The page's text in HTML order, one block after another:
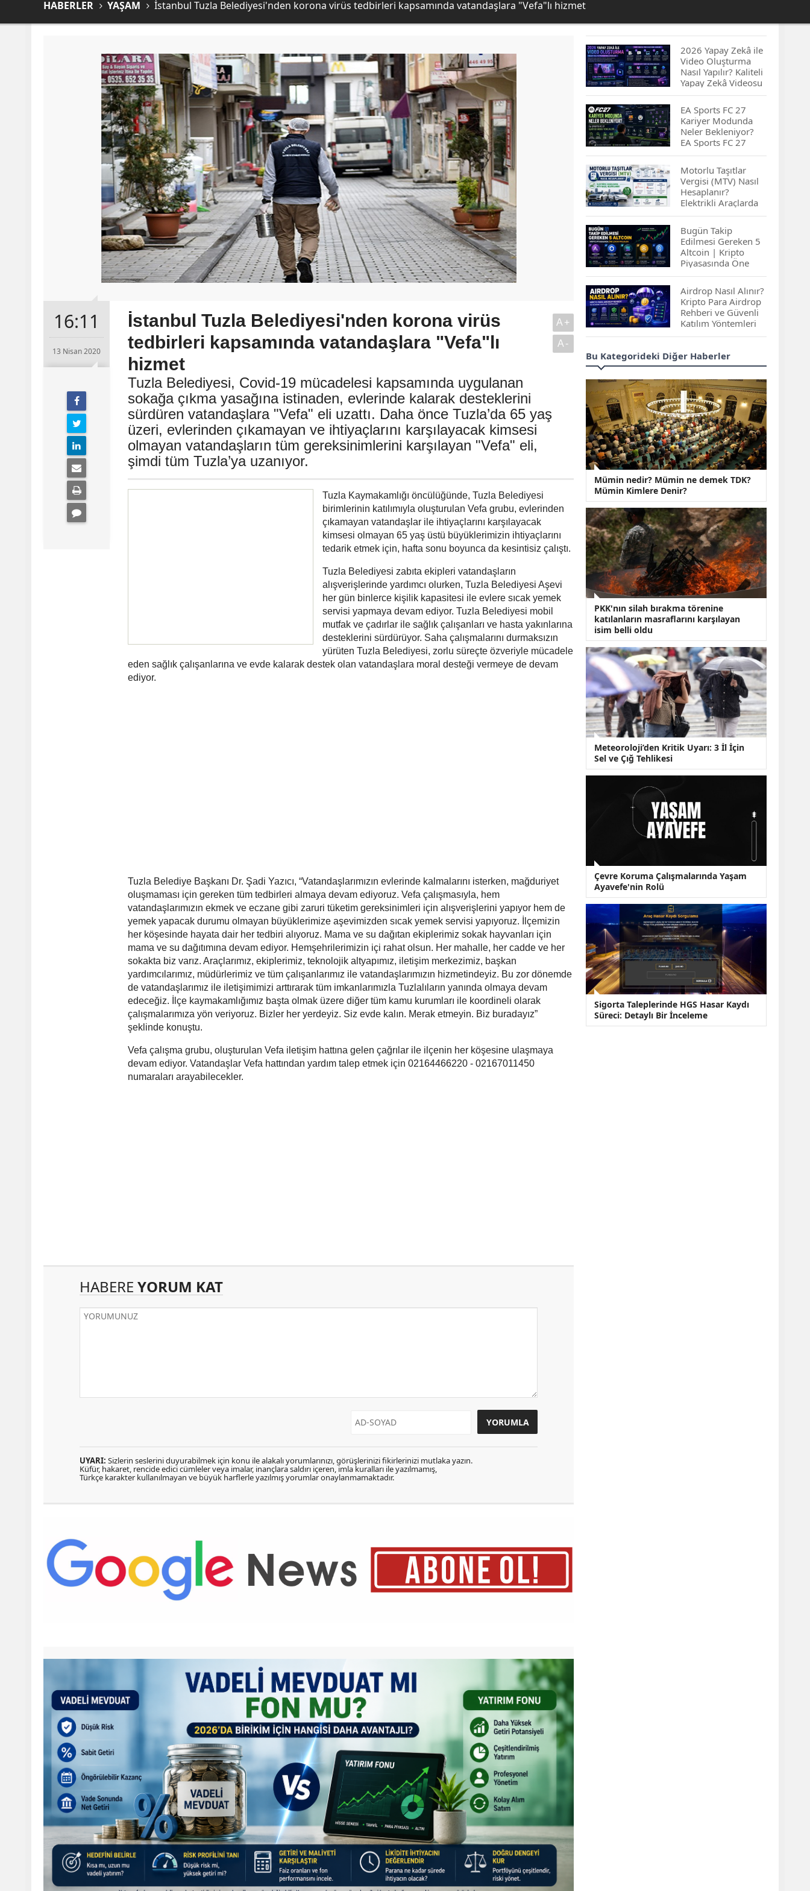
HABERLER YAŞAM İstanbul Tuzla Belediyesi'nden korona virüs tedbirleri kapsamında vatandaşlara "Vefa"lı hizmet
16:11
13 Nisan 2020
İstanbul Tuzla Belediyesi'nden korona virüs
tedbirleri kapsamında vatandaşlara "Vefa"lı
hizmet
Tuzla Belediyesi, Covid-19 mücadelesi kapsamında uygulanan
sokağa çıkma yasağına istinaden, evlerinde kalarak desteklerini
sürdüren vatandaşlara "Vefa" eli uzattı. Daha önce Tuzla’da 65 yaş
üzeri, evlerinden çıkamayan ve ihtiyaçlarını karşılayacak kimsesi
olmayan vatandaşların tüm gereksinimlerini karşılayan "Vefa" eli,
şimdi tüm Tuzla’ya uzanıyor.
A+
A-
Tuzla Kaymakamlığı öncülüğünde, Tuzla Belediyesi
birimlerinin katılımıyla oluşturulan Vefa grubu, evlerinden
çıkamayan vatandaşlar ile ihtiyaçlarını karşılayacak
kimsesi olmayan 65 yaş üstü büyüklerimizin ihtiyaçlarını
tedarik etmek için, hafta sonu boyunca da kesintisiz çalıştı.
Tuzla Belediyesi zabıta ekipleri vatandaşların
alışverişlerinde yardımcı olurken, Tuzla Belediyesi Aşevi
her gün binlerce kişilik kapasitesi ile evlere sıcak yemek
servisi yapmaya devam ediyor. Tuzla Belediyesi mobil
mutfak ve çadırlar ile sağlık çalışanları ve hasta yakınlarına
desteklerini sürdürüyor. Saha çalışmalarını durmaksızın
yürüten Tuzla Belediyesi, zorlu süreçte özveriyle mücadele
eden sağlık çalışanlarına ve evde kalarak destek olan vatandaşlara moral desteği vermeye de devam
ediyor.
Tuzla Belediye Başkanı Dr. Şadi Yazıcı, “Vatandaşlarımızın evlerinde kalmalarını isterken, mağduriyet
oluşmaması için gereken tüm tedbirleri almaya devam ediyoruz. Vefa çalışmasıyla, hem
vatandaşlarımızın ekmek ve eczane gibi zaruri tüketim gereksinimleri için alışverişlerini yapıyor hem de
yemek yapacak durumu olmayan büyüklerimize aşevimizden sıcak yemek servisi yapıyoruz. İlçemizin
her köşesinde hayata dair her tedbiri alıyoruz. Mama ve su dağıtan ekiplerimiz sokak hayvanları için
mama ve su dağıtımına devam ediyor. Hemşehrilerimizin içi rahat olsun. Her mahalle, her cadde ve her
sokakta biz varız. Araçlarımız, ekiplerimiz, teknolojik altyapımız, iletişim merkezimiz, başkan
yardımcılarımız, müdürlerimiz ve tüm çalışanlarımız ile vatandaşlarımızın hizmetindeyiz. Bu zor dönemde
de vatandaşlarımız ile iletişimimizi arttırarak tüm imkanlarımızla Tuzlalıların yanında olmaya devam
edeceğiz. İlçe kaymakamlığımız başta olmak üzere diğer tüm kamu kurumları ile koordineli olarak
çalışmalarımıza yön veriyoruz. Bizler her yerdeyiz. Siz evde kalın. Merak etmeyin. Biz buradayız”
şeklinde konuştu.
Vefa çalışma grubu, oluşturulan Vefa iletişim hattına gelen çağrılar ile ilçenin her köşesine ulaşmaya
devam ediyor. Vatandaşlar Vefa hattından yardım talep etmek için 02164466220 - 02167011450
numaraları arayabilecekler.
HABERE YORUM KAT
UYARI: Sizlerin seslerini duyurabilmek için konu ile alakalı yorumlarınızı, görüşlerinizi fikirlerinizi mutlaka yazın.
Küfür, hakaret, rencide edici cümleler veya imalar, inançlara saldırı içeren, imla kuralları ile yazılmamış,
Türkçe karakter kullanılmayan ve büyük harflerle yazılmış yorumlar onaylanmamaktadır.
2026 Yapay Zekâ ile
Video Oluşturma
Nasıl Yapılır? Kaliteli
Yapay Zekâ Videosu
Hazırlamanın
İpuçları...
EA Sports FC 27
Kariyer Modunda
Neler Bekleniyor?
EA Sports FC 27
Kariyer Modu
Yenilikleri…
Motorlu Taşıtlar
Vergisi (MTV) Nasıl
Hesaplanır?
Elektrikli Araçlarda
MTV Nasıl
Hesaplanır? MTV
Borcu Nasıl
Sorgulanır?
Bugün Takip
Edilmesi Gereken 5
Altcoin | Kripto
Piyasasında Öne
Çıkan Projeler
Airdrop Nasıl Alınır?
Kripto Para Airdrop
Rehberi ve Güvenli
Katılım Yöntemleri
Spot ve Vadeli İşlem
Arasındaki Farklar |
İçin Daha Uygun?
ABD-İran Anlaşması
Sonrası Altın Rekora
Koştu, Petrol
Fiyatları Sert Düştü
Temmuz 2026 Maaş
Zammı Netleşiyor!
Memur, Emekli ve
Sosyal Yardımlarda
Yeni Oranlar
KOSGEB’den
KOBİ’lere Dev
Finansman Hamlesi:
36 Ay Vadeli 30
Milyon TL Destek
Emekli Maaşlarında
Temmuz Hesabı:
Zam Oranı ve Taban
Aylık İçin Yeni
Bu Kategorideki Diğer Haberler
Mümin nedir? Mümin ne demek TDK?
Mümin Kimlere Denir?
PKK'nın silah bırakma törenine
katılanların masraflarını karşılayan
isim belli oldu
Meteoroloji’den Kritik Uyarı: 3 İl İçin
Sel ve Çığ Tehlikesi
Çevre Koruma Çalışmalarında Yaşam
Ayavefe'nin Rolü
Sigorta Taleplerinde HGS Hasar Kaydı
Süreci: Detaylı Bir İnceleme